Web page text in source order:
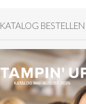
KATALOG BESTELLEN